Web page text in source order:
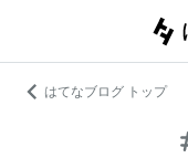
はてなブログ トップ